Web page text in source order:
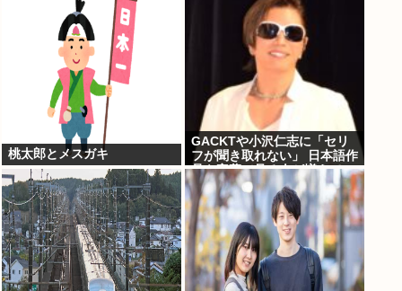
桃太郎とメスガキ
GACKTや小沢仁志に「セリ
フが聞き取れない」 日本語作
品を字幕で見る人が増えてい
る背景